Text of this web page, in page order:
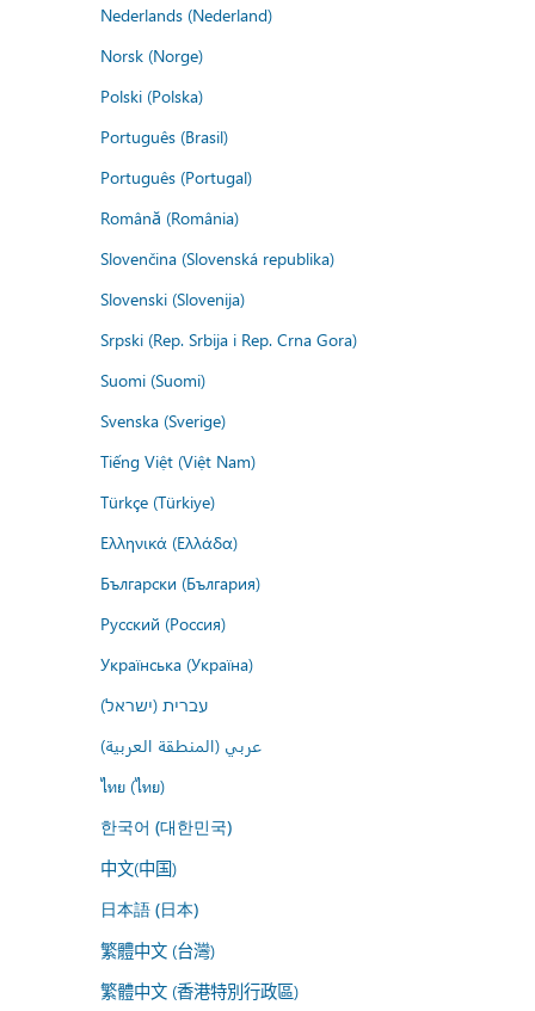
Nederlands (Nederland)
Norsk (Norge)
Polski (Polska)
Português (Brasil)
Português (Portugal)
Română (România)
Slovenčina (Slovenská republika)
Slovenski (Slovenija)
Srpski (Rep. Srbija i Rep. Crna Gora)
Suomi (Suomi)
Svenska (Sverige)
Tiếng Việt (Việt Nam)
Türkçe (Türkiye)
Ελληνικά (Ελλάδα)
Български (България)
Русский (Россия)
Українська (Україна)
עברית (ישראל)
عربي (المنطقة العربية)
ไทย (ไทย)
한국어 (대한민국)
中文(中国)
日本語 (日本)
繁體中文 (台灣)
繁體中文 (香港特別行政區)